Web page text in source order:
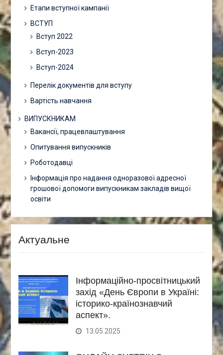
Етапи вступної кампанії
ВСТУП
Вступ 2022
Вступ-2023
Вступ-2024
Перелік документів для вступу
Вартість навчання
ВИПУСКНИКАМ
Вакансії, працевлаштування
Опитування випускників
Роботодавці
Інформація про надання одноразової адресної
грошової допомоги випускникам закладів вищої
освіти
Актуальне
Інформаційно-просвітницький
захід «День Європи в Україні:
історико-країнознавчий
аспект».
13.05.2025